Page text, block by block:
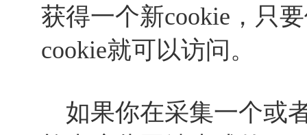
获得一个新cookie，只
cookie就可以访问。
如果你在采集一个或